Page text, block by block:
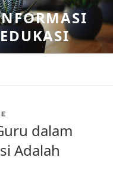
dalam
Adalah